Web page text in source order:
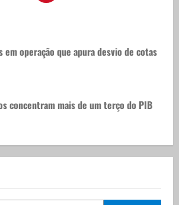
em operação que apura desvio de cotas
concentram mais de um terço do PIB